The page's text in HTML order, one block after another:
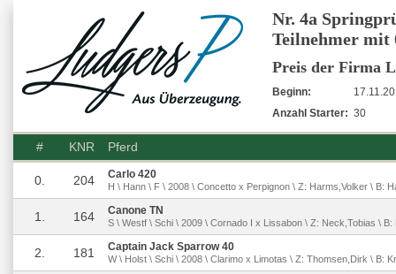
Nr. 4a
Teilnehmer mit
Preis der Firma
Beginn:
Anzahl Starter: 30
# KNR Pferd
0. 204 Carlo 420
H \ Hann \ F \ 2008 \ Concetto x Perpignon \ Z: Harms,Volker \ B:
1. 164 Canone TN
S \ Westf \ Schi \ 2009 \ Cornado I x Lissabon \ Z: Neck,Tobias \ B:
2. 181 Captain Jack Sparrow 40
W \ Holst \ Schi \ 2008 \ Clarimo x Limotas \ Z: Thomsen,Dirk \ B: